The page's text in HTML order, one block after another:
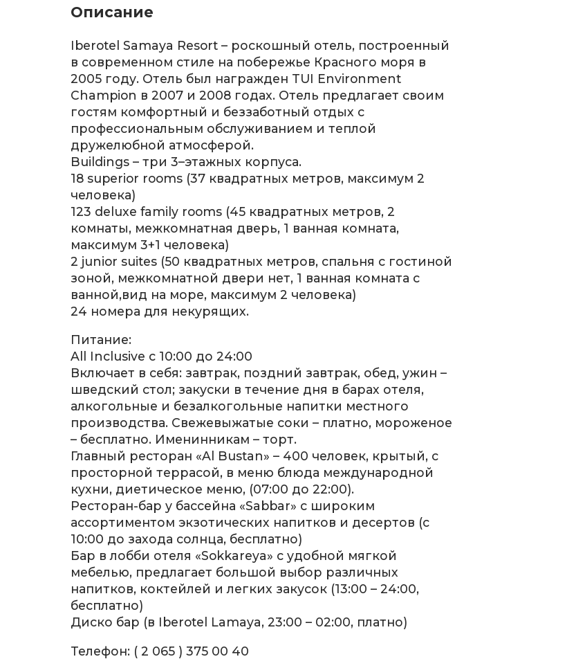
Описание
Iberotel Samaya Resort – роскошный отель, построенный
в современном стиле на побережье Красного моря в
2005 году. Отель был награжден TUI Environment
Champion в 2007 и 2008 годах. Отель предлагает своим
гостям комфортный и беззаботный отдых с
профессиональным обслуживанием и теплой
дружелюбной атмосферой.
Buildings – три 3–этажных корпуса.
18 superior rooms (37 квадратных метров, максимум 2
человека)
123 deluxe family rooms (45 квадратных метров, 2
комнаты, межкомнатная дверь, 1 ванная комната,
максимум 3+1 человека)
2 junior suites (50 квадратных метров, спальня с гостиной
зоной, межкомнатной двери нет, 1 ванная комната с
ванной,вид на море, максимум 2 человека)
24 номера для некурящих.
Питание:
All Inclusive c 10:00 до 24:00
Включает в себя: завтрак, поздний завтрак, обед, ужин –
шведский стол; закуски в течение дня в барах отеля,
алкогольные и безалкогольные напитки местного
производства. Свежевыжатые соки – платно, мороженое
– бесплатно. Именинникам – торт.
Главный ресторан «Al Bustan» – 400 человек, крытый, с
просторной террасой, в меню блюда международной
кухни, диетическое меню, (07:00 до 22:00).
Ресторан-бар у бассейна «Sabbar» с широким
ассортиментом экзотических напитков и десертов (с
10:00 до захода солнца, бесплатно)
Бар в лобби отеля «Sokkareya» с удобной мягкой
мебелью, предлагает большой выбор различных
напитков, коктейлей и легких закусок (13:00 – 24:00,
бесплатно)
Диско бар (в Iberotel Lamaya, 23:00 – 02:00, платно)
Телефон: ( 2 065 ) 375 00 40